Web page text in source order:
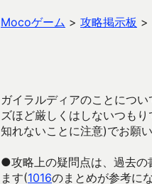
Mocoゲーム > 攻略掲示板 >
ガイラルディアのことにつ
ズほど厳しくはしないつも
知れないことに注意)でお願い
●攻略上の疑問点は、過去の
ます(1016のまとめが参考に